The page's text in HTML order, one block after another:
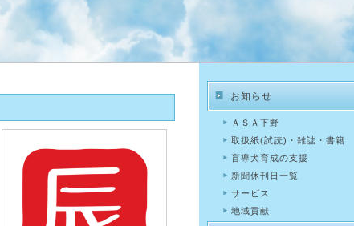
お知らせ
ＡＳＡ下野
取扱紙(試読)・雑誌・書籍
盲導犬育成の支援
新聞休刊日一覧
サービス
地域貢献